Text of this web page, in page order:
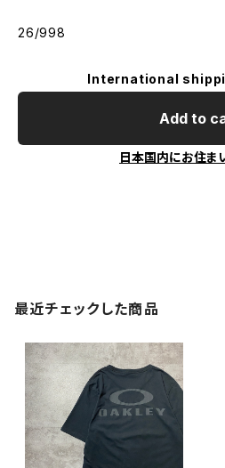
26/998
International
Add to
日本国内にお住ま
最近チェックした商品